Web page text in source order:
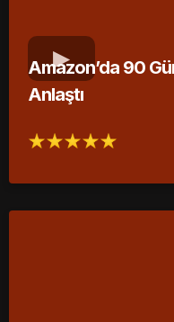
Amazon’da 90
Anlaştı